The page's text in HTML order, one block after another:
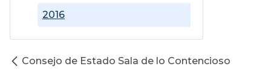
2016
Consejo de Estado Sala de lo Contencioso